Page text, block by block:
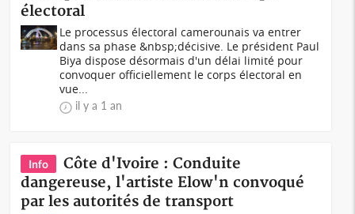
électoral
Le processus électoral camerounais va entrer
dans sa phase &nbsp;décisive. Le président Paul
Biya dispose désormais d'un délai limité pour
convoquer officiellement le corps électoral en
vue...
il y a 1 an
Info
Côte d'Ivoire : Conduite
dangereuse, l'artiste Elow'n convoqué
par les autorités de transport